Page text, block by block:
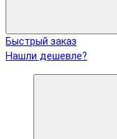
Быстрый заказ
Нашли дешевле?